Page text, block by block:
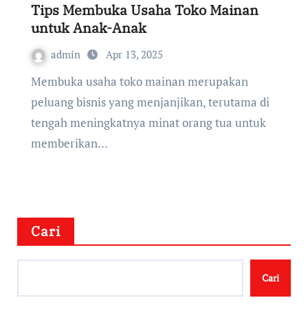
Tips Membuka Usaha Toko Mainan
untuk Anak-Anak
admin Apr 13, 2025
Membuka usaha toko mainan merupakan
peluang bisnis yang menjanjikan, terutama di
tengah meningkatnya minat orang tua untuk
memberikan…
Cari
Cari